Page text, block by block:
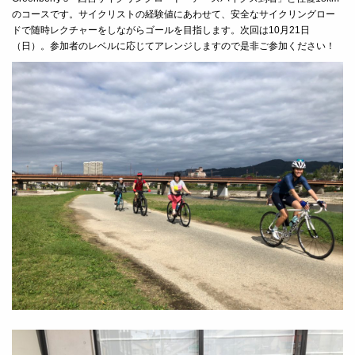
のコースです。サイクリストの経験値にあわせて、安全なサイクリングロー
ドで随時レクチャーをしながらゴールを目指します。次回は10月21日
（日）。参加者のレベルに応じてアレンジしますので是非ご参加ください！